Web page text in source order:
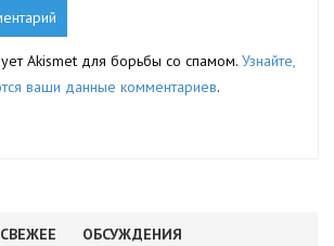
Akismet для борьбы со спамом. Узнайте,
ваши данные комментариев.
СВЕЖЕЕ ОБСУЖДЕНИЯ